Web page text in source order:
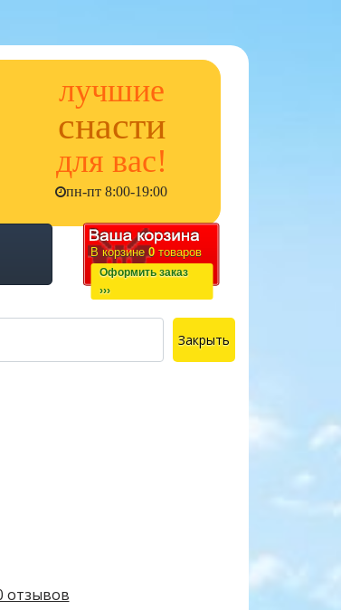
лучшие
снасти
для вас!
пн-пт 8:00-19:00
В корзине 0 товаров
Оформить заказ
›››
Закрыть
отзывов